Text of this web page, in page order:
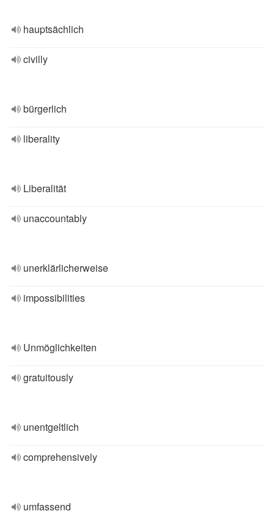
hauptsächlich
civilly
bürgerlich
liberality
Liberalität
unaccountably
unerklärlicherweise
impossibilities
Unmöglichkeiten
gratuitously
unentgeltlich
comprehensively
umfassend